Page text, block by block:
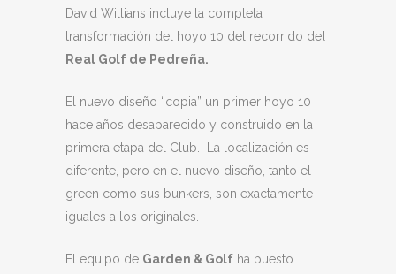
David Willians incluye la completa
transformación del hoyo 10 del recorrido del
Real Golf de Pedreña.
El nuevo diseño “copia” un primer hoyo 10
hace años desaparecido y construido en la
primera etapa del Club. La localización es
diferente, pero en el nuevo diseño, tanto el
green como sus bunkers, son exactamente
iguales a los originales.
El equipo de Garden & Golf ha puesto